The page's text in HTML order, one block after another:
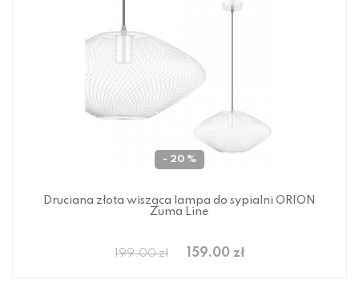
- 20 %
Druciana złota wisząca lampa do sypialni ORION
Zuma Line
199.00 zł 159.00 zł